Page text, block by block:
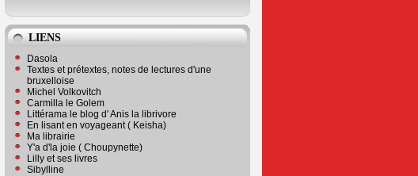
LIENS
Dasola
Textes et prétextes, notes de lectures d'une
bruxelloise
Michel Volkovitch
Carmilla le Golem
Littérama le blog d' Anis la librivore
En lisant en voyageant ( Keisha)
Ma librairie
Y'a d'la joie ( Choupynette)
Lilly et ses livres
Sibylline